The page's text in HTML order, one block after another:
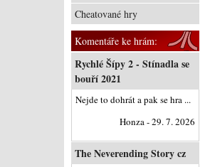
Cheatované hry
Komentáře ke hrám:
Rychlé Šípy 2 - Stínadla se
bouří 2021
Nejde to dohrát a pak se hra ...
Honza - 29. 7. 2026
The Neverending Story cz